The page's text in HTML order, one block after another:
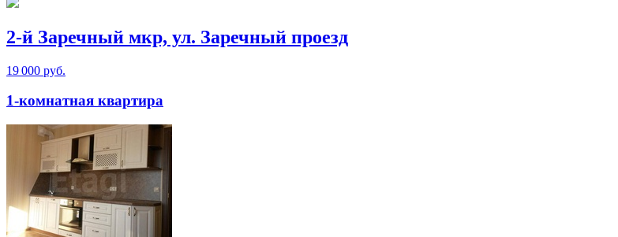
2-й Заречный мкр, ул. Заречный проезд
19 000 руб.
1-комнатная квартира